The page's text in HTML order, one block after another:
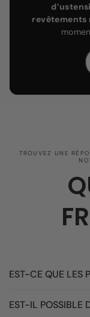
revêtements
TROUVEZ UNE
EST-CE QUE LES
EST-IL POSSIBLE